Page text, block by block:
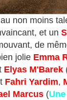
non moins
et un
de
jolie Emma
Elyas M'Barek
Fahri Yardim,
Marcus (